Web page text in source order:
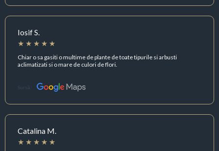
Iosif S.
Chiar o sa gasiti o multime de plante de toate tipurile si arbusti
aclimatizati si o mare de culori de flori.
Sursă:
Catalina M.